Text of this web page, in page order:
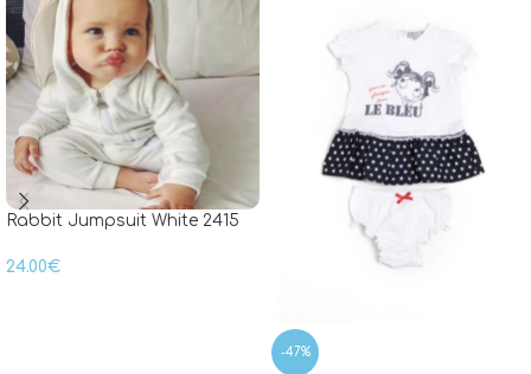
Rabbit Jumpsuit White 2415
24.00€
-47%